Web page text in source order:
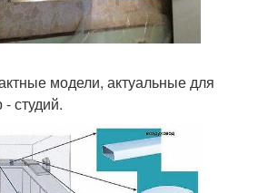
модели, актуальные для
студий.